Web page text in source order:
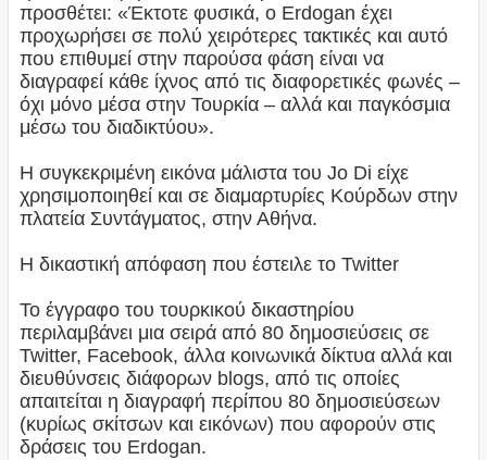
προσθέτει: «Έκτοτε φυσικά, ο Erdogan έχει
προχωρήσει σε πολύ χειρότερες τακτικές και αυτό
που επιθυμεί στην παρούσα φάση είναι να
διαγραφεί κάθε ίχνος από τις διαφορετικές φωνές –
όχι μόνο μέσα στην Τουρκία – αλλά και παγκόσμια
μέσω του διαδικτύου».
Η συγκεκριμένη εικόνα μάλιστα του Jo Di είχε
χρησιμοποιηθεί και σε διαμαρτυρίες Κούρδων στην
πλατεία Συντάγματος, στην Αθήνα.
Η δικαστική απόφαση που έστειλε το Twitter
Το έγγραφο του τουρκικού δικαστηρίου
περιλαμβάνει μια σειρά από 80 δημοσιεύσεις σε
Twitter, Facebook, άλλα κοινωνικά δίκτυα αλλά και
διευθύνσεις διάφορων blogs, από τις οποίες
απαιτείται η διαγραφή περίπου 80 δημοσιεύσεων
(κυρίως σκίτσων και εικόνων) που αφορούν στις
δράσεις του Erdogan.